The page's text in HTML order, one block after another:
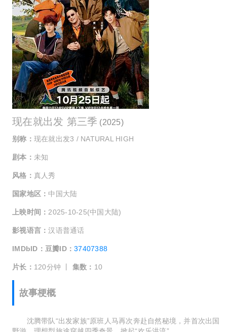
现在就出发 第三季 (2025)
别称： 现在就出发3 / NATURAL HIGH
剧本： 未知
风格： 真人秀
国家地区： 中国大陆
上映时间： 2025-10-25(中国大陆)
影视语言：汉语普通话
IMDbID： 豆瓣ID：37407388
片长： 120分钟 丨 集数： 10
故事梗概
沈腾带队“出发家族”原班人马再次奔赴自然秘境，并首次出国